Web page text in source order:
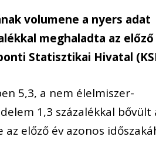
volumene a nyers adat
meghaladta az
Statisztikai Hivatal
5,3, a nem élelmiszer-
1,3 százalékkal bővült
előző év azonos